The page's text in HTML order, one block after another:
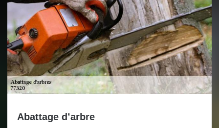
Abattage d’arbre